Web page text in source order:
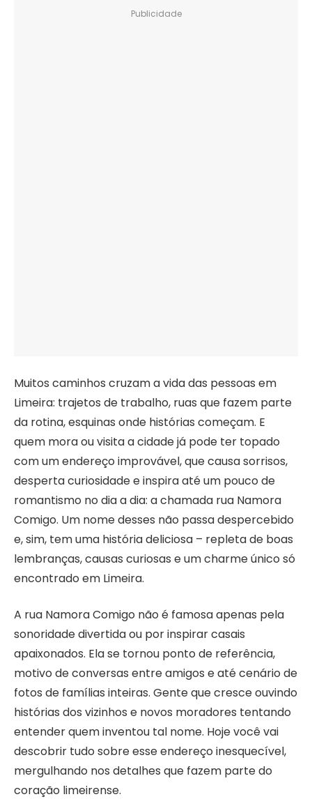
Publicidade
Muitos caminhos cruzam a vida das pessoas em
Limeira: trajetos de trabalho, ruas que fazem parte
da rotina, esquinas onde histórias começam. E
quem mora ou visita a cidade já pode ter topado
com um endereço improvável, que causa sorrisos,
desperta curiosidade e inspira até um pouco de
romantismo no dia a dia: a chamada rua Namora
Comigo. Um nome desses não passa despercebido
e, sim, tem uma história deliciosa – repleta de boas
lembranças, causas curiosas e um charme único só
encontrado em Limeira.
A rua Namora Comigo não é famosa apenas pela
sonoridade divertida ou por inspirar casais
apaixonados. Ela se tornou ponto de referência,
motivo de conversas entre amigos e até cenário de
fotos de famílias inteiras. Gente que cresce ouvindo
histórias dos vizinhos e novos moradores tentando
entender quem inventou tal nome. Hoje você vai
descobrir tudo sobre esse endereço inesquecível,
mergulhando nos detalhes que fazem parte do
coração limeirense.